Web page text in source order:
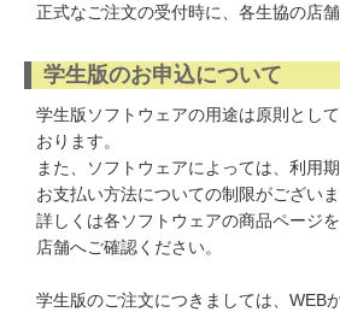
正式なご注文の受付時に、各生協の店舗
学生版のお申込について
学生版ソフトウェアの用途は原則とし
おります。
また、ソフトウェアによっては、利用
お支払い方法についての制限がございま
詳しくは各ソフトウェアの商品ページ
店舗へご確認ください。
学生版のご注文につきましては、WEB